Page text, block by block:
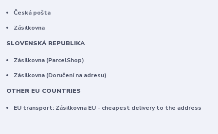
Česká pošta
Zásilkovna
SLOVENSKÁ REPUBLIKA
Zásilkovna (ParcelShop)
Zásilkovna (Doručení na adresu)
OTHER EU COUNTRIES
EU transport: Zásilkovna EU - cheapest delivery to the address